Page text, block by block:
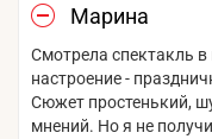
Марина
Смотрела спектакль
настроение -
Сюжет простенький,
мнений. Но я не